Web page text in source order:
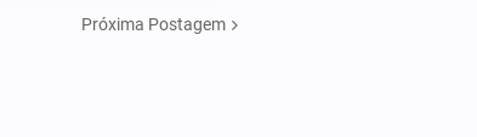
Próxima Postagem